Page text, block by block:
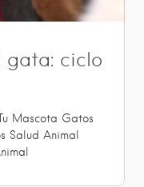
gata: ciclo
Mascota Gatos
Salud Animal